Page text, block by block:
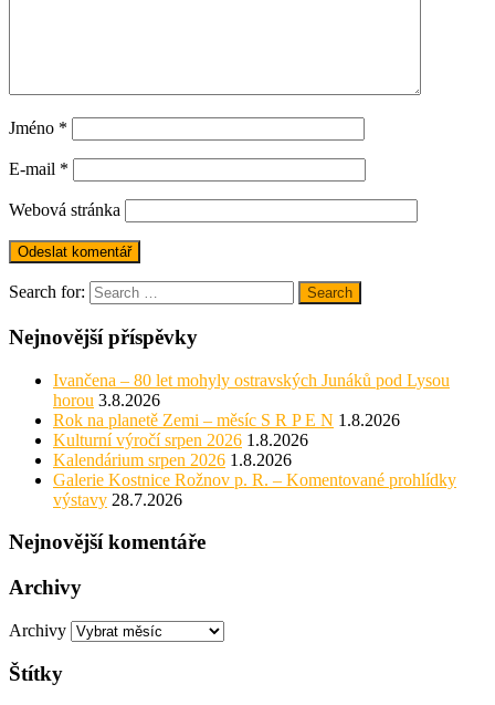
Jméno *
E-mail *
Webová stránka
Search for: Search
Nejnovější příspěvky
Ivančena – 80 let mohyly ostravských Junáků pod Lysou
horou 3.8.2026
Rok na planetě Zemi – měsíc S R P E N 1.8.2026
Kulturní výročí srpen 2026 1.8.2026
Kalendárium srpen 2026 1.8.2026
Galerie Kostnice Rožnov p. R. – Komentované prohlídky
výstavy 28.7.2026
Nejnovější komentáře
Archivy
Archivy
Štítky